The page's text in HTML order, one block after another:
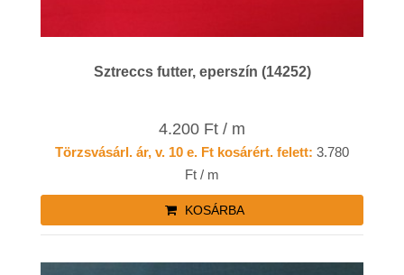
Sztreccs futter, eperszín (14252)
4.200 Ft / m
Törzsvásárl. ár, v. 10 e. Ft kosárért. felett: 3.780
Ft / m
KOSÁRBA